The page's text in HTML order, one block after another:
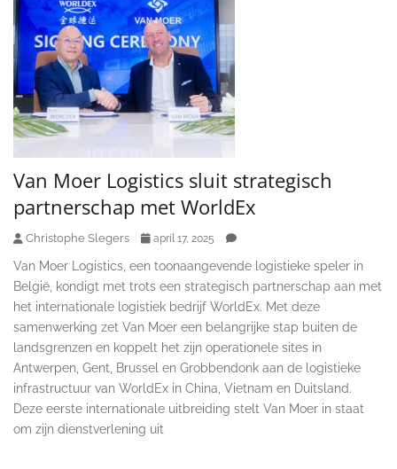
Van Moer Logistics sluit strategisch
partnerschap met WorldEx
Christophe Slegers april 17, 2025
Van Moer Logistics, een toonaangevende logistieke speler in
België, kondigt met trots een strategisch partnerschap aan met
het internationale logistiek bedrijf WorldEx. Met deze
samenwerking zet Van Moer een belangrijke stap buiten de
landsgrenzen en koppelt het zijn operationele sites in
Antwerpen, Gent, Brussel en Grobbendonk aan de logistieke
infrastructuur van WorldEx in China, Vietnam en Duitsland.
Deze eerste internationale uitbreiding stelt Van Moer in staat
om zijn dienstverlening uit